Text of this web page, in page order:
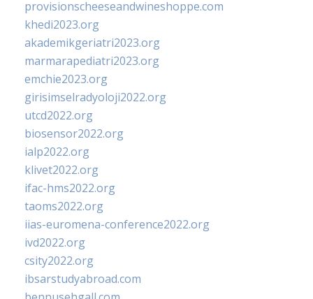
provisionscheeseandwineshoppe.com
khedi2023.org
akademikgeriatri2023.org
marmarapediatri2023.org
emchie2023.org
girisimselradyoloji2022.org
utcd2022.org
biosensor2022.org
ialp2022.org
klivet2022.org
ifac-hms2022.org
taoms2022.org
iias-euromena-conference2022.org
ivd2022.org
csity2022.org
ibsarstudyabroad.com